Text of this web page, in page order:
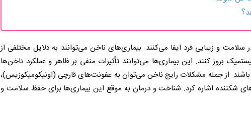
و زیبایی فرد ایفا می‌کنند. بیماری‌های ناخن می‌توانند به دلایل مختلفی از
بروز کنند. این بیماری‌ها می‌توانند تأثیرات منفی بر ظاهر و عملکرد ناخن‌ها
از جمله مشکلات رایج ناخن می‌توان به عفونت‌های قارچی (اونیکومیکوزیس)،
شکننده اشاره کرد. شناخت و درمان به موقع این بیماری‌ها برای حفظ سلامت و